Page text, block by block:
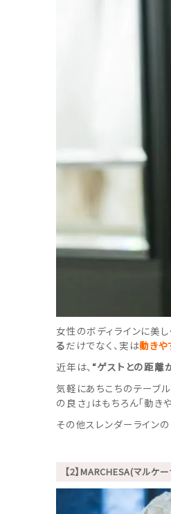
女性のボディラインに美し
るだけでなく、実は動きや
近年は、“ゲストとの距離
気軽にあちこちのテーブ
の良さ」はもちろん「動き
その他スレンダーライン
【2】MARCHESA(マルケ